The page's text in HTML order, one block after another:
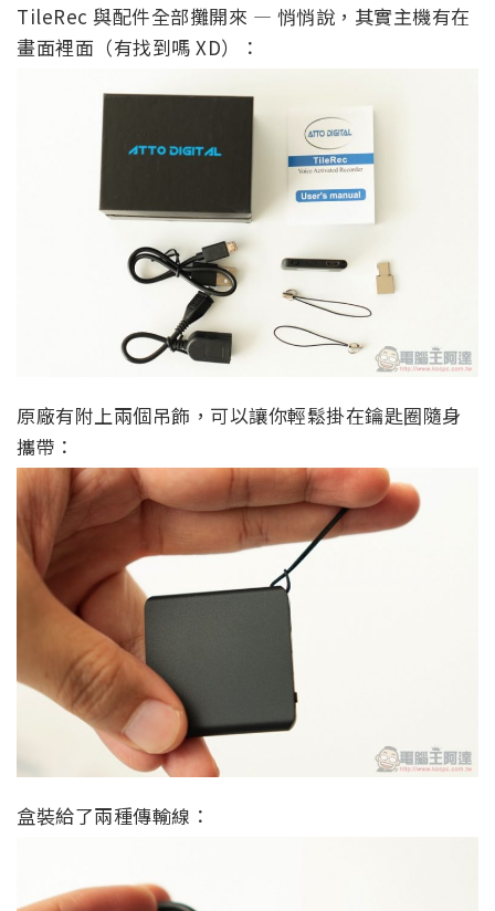
TileRec 與配件全部攤開來 — 悄悄說，其實主機有在
畫面裡面（有找到嗎 XD）：
原廠有附上兩個吊飾，可以讓你輕鬆掛在鑰匙圈隨身
攜帶：
盒裝給了兩種傳輸線：